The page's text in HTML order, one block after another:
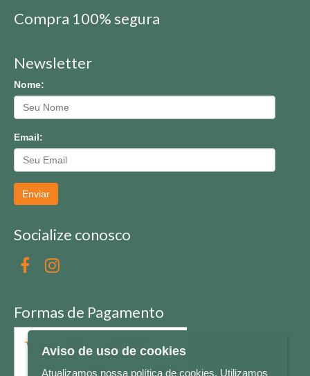
Compra 100% segura
Newsletter
Nome:
Email:
Enviar
Socialize conosco
Formas de Pagamento
Aviso de uso de cookies
Atualizamos nossa política de cookies. Utilizamos